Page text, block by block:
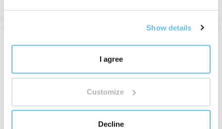
Show details
I agree
Customize
Decline
Aceite de almendras
de 6,24 €